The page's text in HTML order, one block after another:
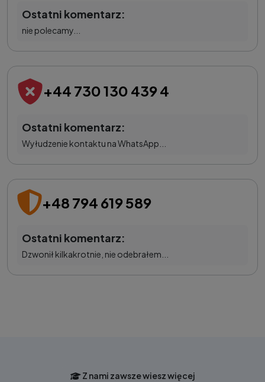
Ostatni komentarz:
nie polecamy...
+44 730 130 439 4
Ostatni komentarz:
Wyłudzenie kontaktu na WhatsApp...
+48 794 619 589
Ostatni komentarz:
Dzwonił kilkakrotnie, nie odebrałem...
Z nami zawsze wiesz więcej